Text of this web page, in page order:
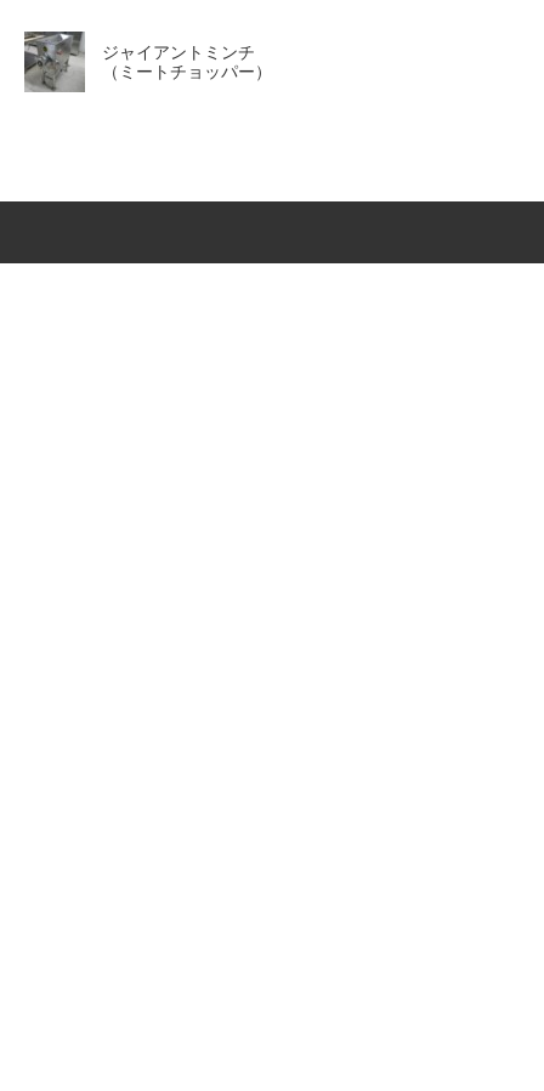
ジャイアントミンチ
（ミートチョッパー）